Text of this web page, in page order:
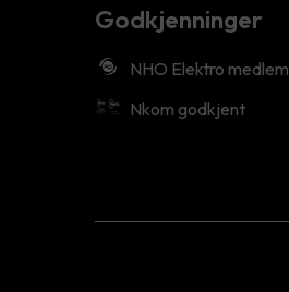
Godkjenninger
NHO Elektro medlem
Nkom godkjent